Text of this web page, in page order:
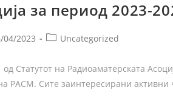
за период 2023-
04/2023 Uncategorized
Статутот на Радиоаматерската
РАСМ. Сите заинтересирани активни